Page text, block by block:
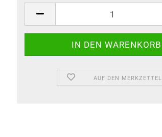
AUF DEN MERKZETTEL